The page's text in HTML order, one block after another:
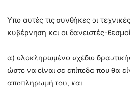
Υπό αυτές τις συνθήκες οι
κυβέρνηση και οι δανειστές-θεσμοί
α) ολοκληρωμένο σχέδιο
ώστε να είναι σε επίπεδα που θα
αποπληρωμή του, και